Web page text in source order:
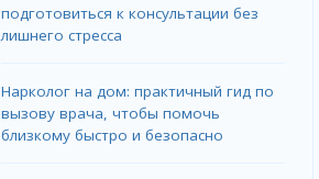
подготовиться к консультации без
лишнего стресса
Нарколог на дом: практичный гид по
вызову врача, чтобы помочь
близкому быстро и безопасно